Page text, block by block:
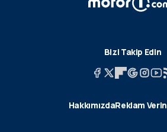
Bizi Takip Edin
HakkımızdaReklam Verin